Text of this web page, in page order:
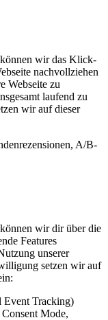
wir das Klick-
nachvollziehen
Webseite zu
laufend zu
wir auf dieser
A/B-
wir dir über die
Features
unserer
setzen wir auf
Event Tracking)
Mode,